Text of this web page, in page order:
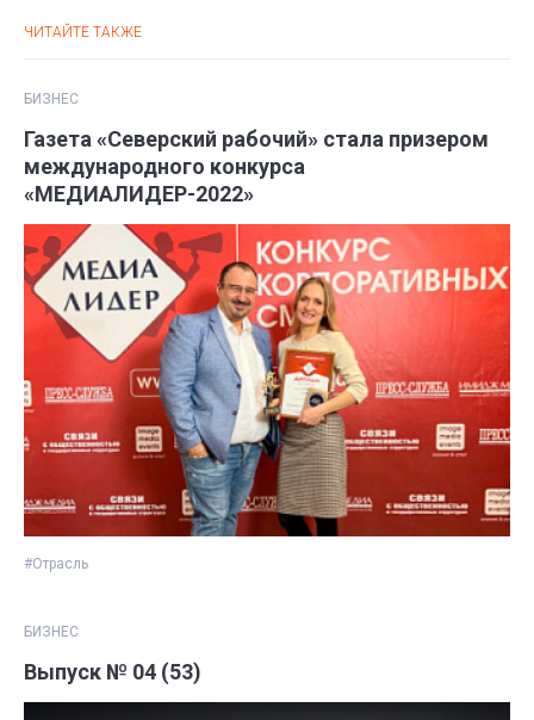
ЧИТАЙТЕ ТАКЖЕ
БИЗНЕС
Газета «Северский рабочий» стала призером
международного конкурса
«МЕДИАЛИДЕР-2022»
#Отрасль
БИЗНЕС
Выпуск № 04 (53)